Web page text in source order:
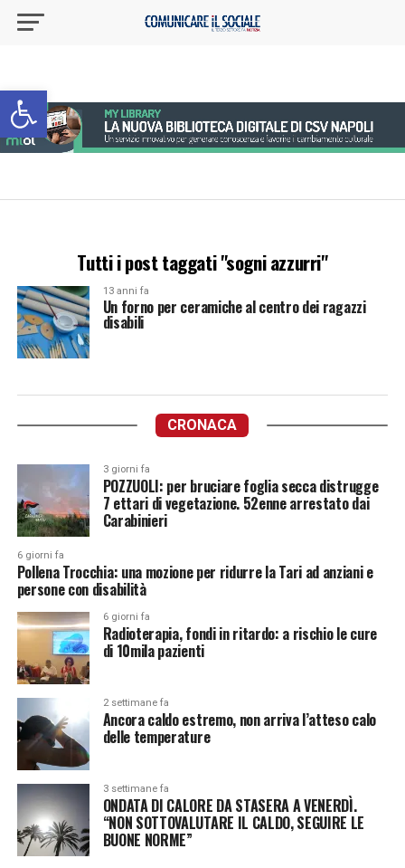
Apri la barra degli strumenti
Tutti i post taggati "sogni azzurri"
13 anni fa
Un forno per ceramiche al centro dei ragazzi
disabili
CRONACA
3 giorni fa
POZZUOLI: per bruciare foglia secca distrugge
7 ettari di vegetazione. 52enne arrestato dai
Carabinieri
6 giorni fa
Pollena Trocchia: una mozione per ridurre la Tari ad anziani e
persone con disabilità
6 giorni fa
Radioterapia, fondi in ritardo: a rischio le cure
di 10mila pazienti
2 settimane fa
Ancora caldo estremo, non arriva l’atteso calo
delle temperature
3 settimane fa
ONDATA DI CALORE DA STASERA A VENERDÌ.
“NON SOTTOVALUTARE IL CALDO, SEGUIRE LE
BUONE NORME”